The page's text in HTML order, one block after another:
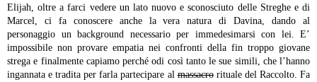
Elijah, oltre a farci vedere un lato nuovo e sconosciuto delle Streghe e di
Marcel, ci fa conoscere anche la vera natura di Davina, dando al
personaggio un background necessario per immedesimarsi con lei. E’
impossibile non provare empatia nei confronti della fin troppo giovane
strega e finalmente capiamo perché odi così tanto le sue simili, che l’hanno
ingannata e tradita per farla partecipare almassacrorituale del Raccolto. Fa